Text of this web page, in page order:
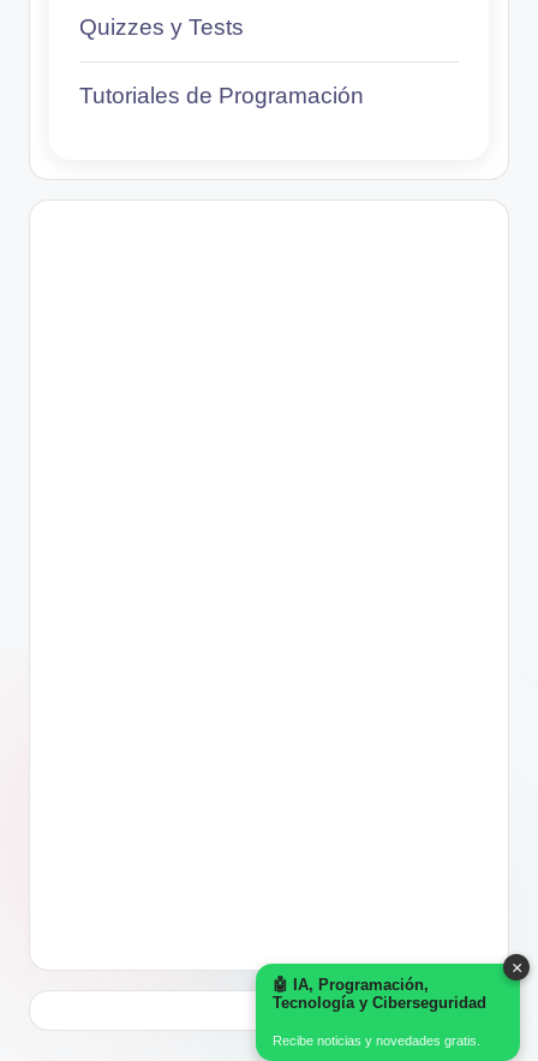
Quizzes y Tests
Tutoriales de Programación
×
🤖 IA, Programación,
Tecnología y Ciberseguridad
Recibe noticias y novedades gratis.